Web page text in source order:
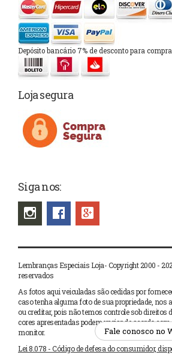
Depósito bancário 7% de desconto para
Loja segura
Siga nos:
Lembranças Especiais Loja- Copyright 2000 -
reservados
As fotos aqui veiculadas são cedidas por
caso tenha alguma foto de sua propriedade, nos
ou creditar, pois não temos controle sob direitos
cores apresentadas podem variar de acordo com
monitor.
Lei 8.078 - Código de defesa do consumidor,